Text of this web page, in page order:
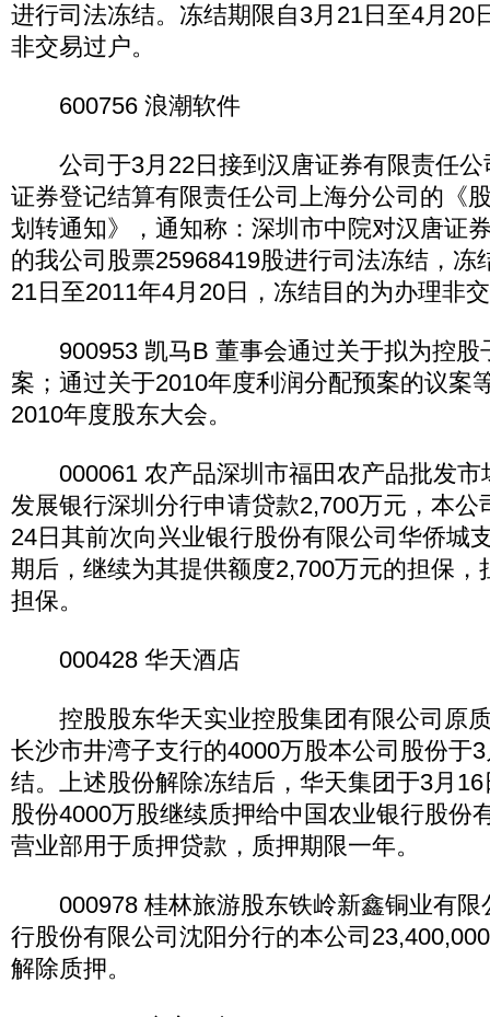
进行司法冻结。冻结期限自3月21日至4月20
非交易过户。
600756 浪潮软件
公司于3月22日接到汉唐证券有限责任公
证券登记结算有限责任公司上海分公司的《
划转通知》，通知称：深圳市中院对汉唐证
的我公司股票25968419股进行司法冻结，冻
21日至2011年4月20日，冻结目的为办理非
900953 凯马B 董事会通过关于拟为控股
案；通过关于2010年度利润分配预案的议案
2010年度股东大会。
000061 农产品深圳市福田农产品批发市
发展银行深圳分行申请贷款2,700万元，本公
24日其前次向兴业银行股份有限公司华侨城
期后，继续为其提供额度2,700万元的担保，
担保。
000428 华天酒店
控股股东华天实业控股集团有限公司原
长沙市井湾子支行的4000万股本公司股份于
结。上述股份解除冻结后，华天集团于3月
股份4000万股继续质押给中国农业银行股份
营业部用于质押贷款，质押期限一年。
000978 桂林旅游股东铁岭新鑫铜业有限
行股份有限公司沈阳分行的本公司
解除质押。